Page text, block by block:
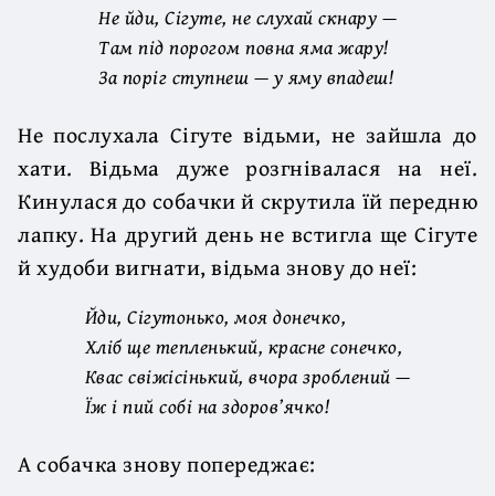
Не йди, Сігуте, не слухай скнару —
Там під порогом повна яма жару!
За поріг ступнеш — у яму впадеш!
Не послухала Сігуте відьми, не зайшла до
хати. Відьма дуже розгнівалася на неї.
Кинулася до собачки й скрутила їй передню
лапку. На другий день не встигла ще Сігуте
й худоби вигнати, відьма знову до неї:
Йди, Сігутонько, моя донечко,
Хліб ще тепленький, красне сонечко,
Квас свіжісінький, вчора зроблений —
Їж і пий собі на здоров’ячко!
А собачка знову попереджає: